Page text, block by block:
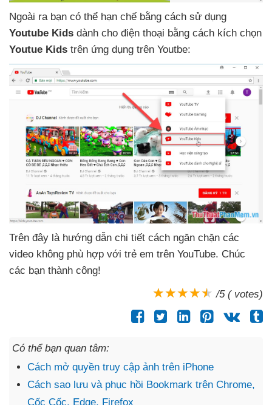
Ngoài ra bạn có thể hạn chế bằng cách sử dụng
Youtube Kids dành cho điện thoại bằng cách kích chọn
Youtue Kids trên ứng dụng trên Youtbe:
Trên đây là hướng dẫn chi tiết cách ngăn chặn các
video không phù hợp với trẻ em trên YouTube. Chúc
các bạn thành công!
/5 ( votes)
Có thể bạn quan tâm:
Cách mở quyền truy cập ảnh trên iPhone
Cách sao lưu và phục hồi Bookmark trên Chrome,
Cốc Cốc, Edge, Firefox